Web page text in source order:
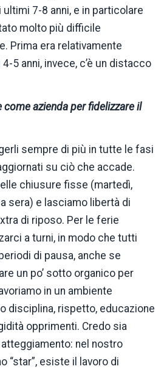
7-8 anni, e in particolare
molto più difficile
Prima era relativamente
5 anni, invece, c’è un distacco
azienda per fidelizzare il
sempre di più in tutte le fasi
su ciò che accade.
chiusure fisse (martedì,
sera) e lasciamo libertà di
di riposo. Per le ferie
a turni, in modo che tutti
di pausa, anche se
un po’ sotto organico per
in un ambiente
disciplina, rispetto, educazione
opprimenti. Credo sia
nel nostro
“star”, esiste il lavoro di